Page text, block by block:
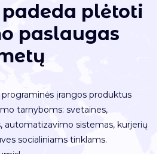
padeda plėtoti
paslaugas
įrangos produktus
tarnyboms: svetaines,
automatizavimo sistemas, kurjerių
socialiniams tinklams.